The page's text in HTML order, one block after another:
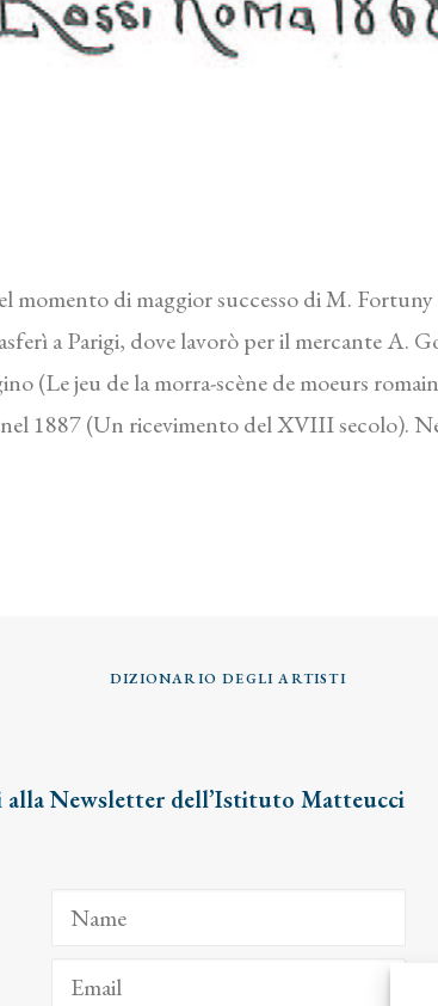
momento di maggior successo di M.
a Parigi, dove lavorò per il mercante
(Le jeu de la morra-scène de moeurs
nel 1887 (Un ricevimento del XVIII secolo).
DIZIONARIO DEGLI ARTISTI
Newsletter dell’Istituto Matteucci